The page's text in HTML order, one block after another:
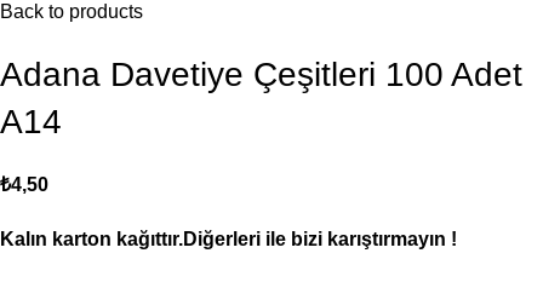
Back to products
Adana Davetiye Çeşitleri 100 Adet
A14
₺4,50
Kalın karton kağıttır.Diğerleri ile bizi karıştırmayın !